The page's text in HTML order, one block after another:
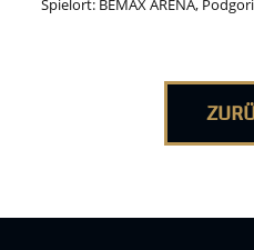
Spielort: BEMAX ARENA,